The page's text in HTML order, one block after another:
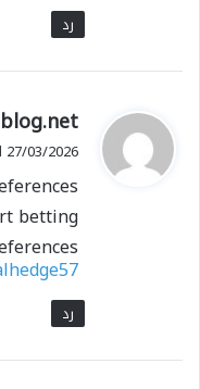
رد
ي
ق
ل
27/03/2026 الساعة 19:36
betting
رد